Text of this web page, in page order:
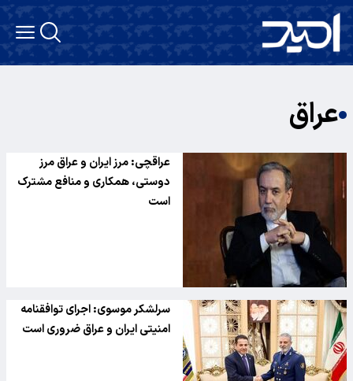
عراق
عراقچی: مرز ایران و عراق مرز
دوستی، همکاری و منافع مشترک
است
سرلشکر موسوی: اجرای توافقنامه
امنیتی ایران و عراق ضروری است